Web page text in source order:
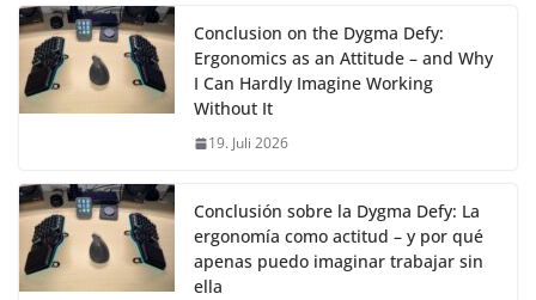
Conclusion on the Dygma Defy:
Ergonomics as an Attitude – and Why
I Can Hardly Imagine Working
Without It
19. Juli 2026
Conclusión sobre la Dygma Defy: La
ergonomía como actitud – y por qué
apenas puedo imaginar trabajar sin
ella